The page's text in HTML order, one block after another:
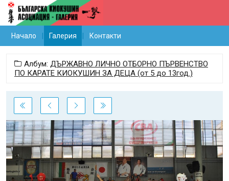
Начало Галерия Контакти
Албум: ДЪРЖАВНО ЛИЧНО ОТБОРНО ПЪРВЕНСТВО
ПО КАРАТЕ КИОКУШИН ЗА ДЕЦА (от 5 до 13год.)